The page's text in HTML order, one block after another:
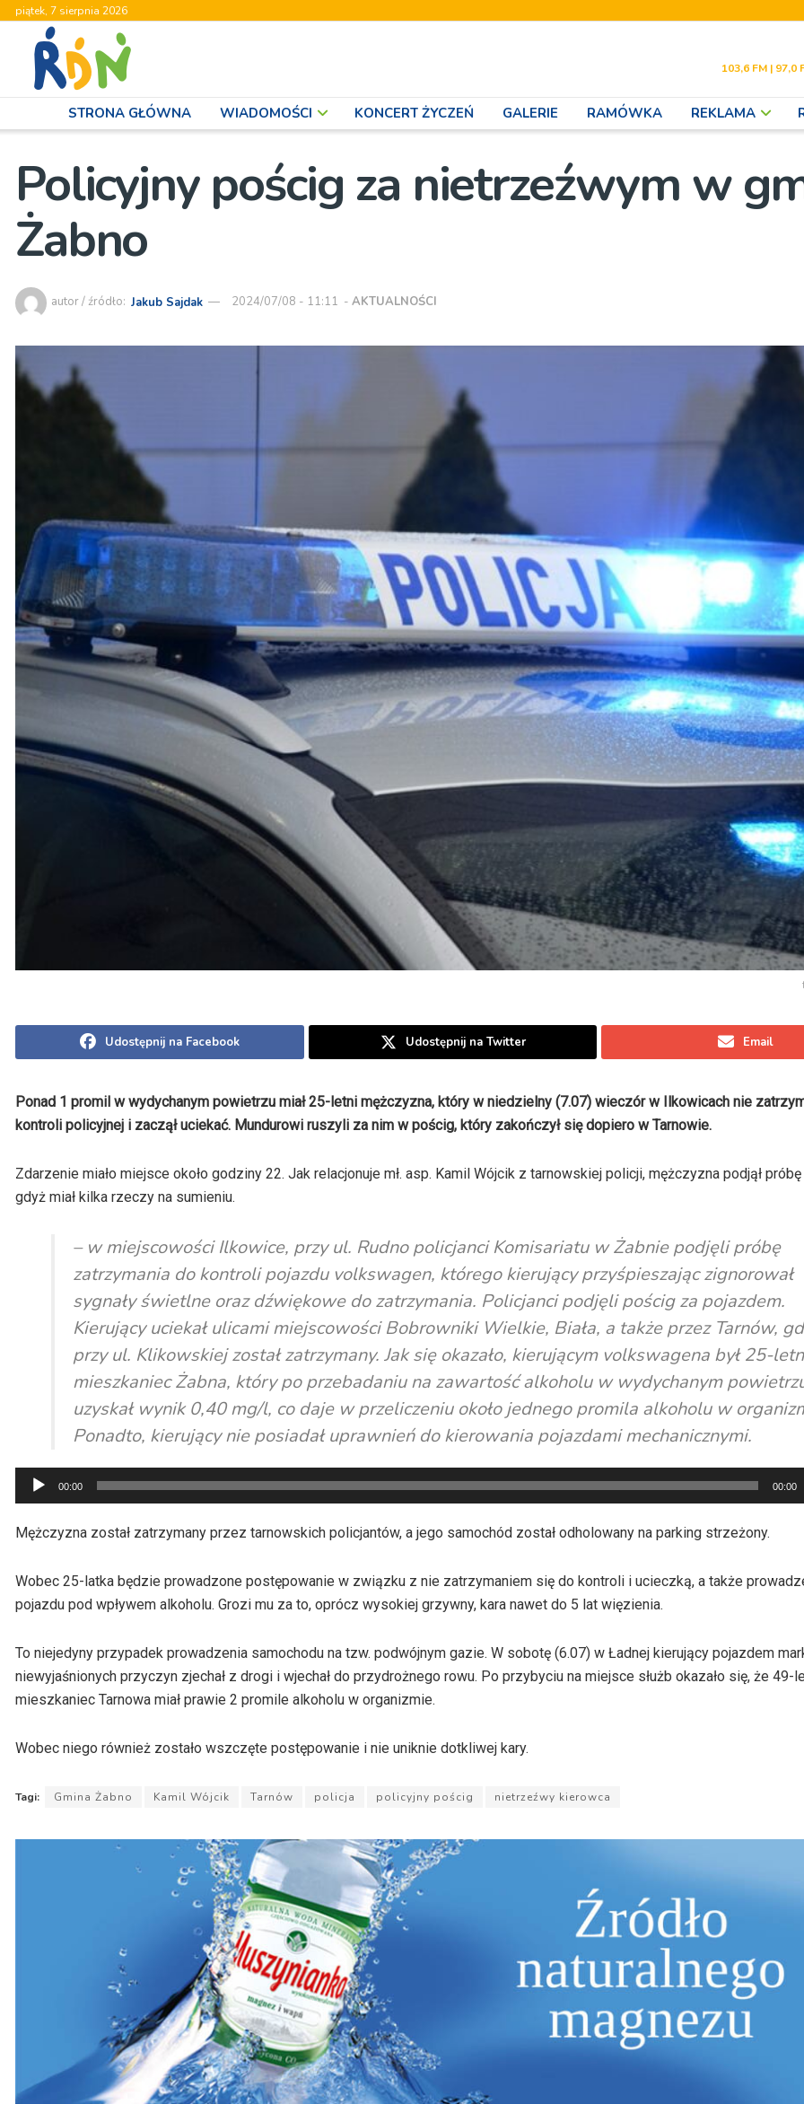
piątek, 7 sierpnia 2026
103,6 FM | 97,0
STRONA GŁÓWNA WIADOMOŚCI KONCERT ŻYCZEŃ GALERIE RAMÓWKA REKLAMA
Policyjny pościg za nietrzeźwym w
Żabno
autor / źródło: Jakub Sajdak 2024/07/08 - 11:11 - AKTUALNOŚCI
Udostępnij na Facebook Udostępnij na Twitter Email
Ponad 1 promil w wydychanym powietrzu miał 25-letni mężczyzna, który w niedzielny (7.07) wieczór w Ilkowicach nie
kontroli policyjnej i zaczął uciekać. Mundurowi ruszyli za nim w pościg, który zakończył się dopiero w Tarnowie.
Zdarzenie miało miejsce około godziny 22. Jak relacjonuje mł. asp. Kamil Wójcik z tarnowskiej policji, mężczyzna podjął
gdyż miał kilka rzeczy na sumieniu.
– w miejscowości Ilkowice, przy ul. Rudno policjanci Komisariatu w Żabnie podjęli próbę
zatrzymania do kontroli pojazdu volkswagen, którego kierujący przyśpieszając zignorował
sygnały świetlne oraz dźwiękowe do zatrzymania. Policjanci podjęli pościg za pojazdem.
Kierujący uciekał ulicami miejscowości Bobrowniki Wielkie, Biała, a także przez Tarnów,
przy ul. Klikowskiej został zatrzymany. Jak się okazało, kierującym volkswagena był 25-
mieszkaniec Żabna, który po przebadaniu na zawartość alkoholu w wydychanym
uzyskał wynik 0,40 mg/l, co daje w przeliczeniu około jednego promila alkoholu w
Ponadto, kierujący nie posiadał uprawnień do kierowania pojazdami mechanicznymi.
Odtwarzacz
plików
dźwiękowych
00:00 00:00
Mężczyzna został zatrzymany przez tarnowskich policjantów, a jego samochód został odholowany na parking strzeżony.
Wobec 25-latka będzie prowadzone postępowanie w związku z nie zatrzymaniem się do kontroli i ucieczką, a także
pojazdu pod wpływem alkoholu. Grozi mu za to, oprócz wysokiej grzywny, kara nawet do 5 lat więzienia.
To niejedyny przypadek prowadzenia samochodu na tzw. podwójnym gazie. W sobotę (6.07) w Ładnej kierujący pojazdem
niewyjaśnionych przyczyn zjechał z drogi i wjechał do przydrożnego rowu. Po przybyciu na miejsce służb okazało się, że 49-
mieszkaniec Tarnowa miał prawie 2 promile alkoholu w organizmie.
Wobec niego również zostało wszczęte postępowanie i nie uniknie dotkliwej kary.
Tagi: Gmina Żabno Kamil Wójcik Tarnów policja policyjny pościg nietrzeźwy kierowca